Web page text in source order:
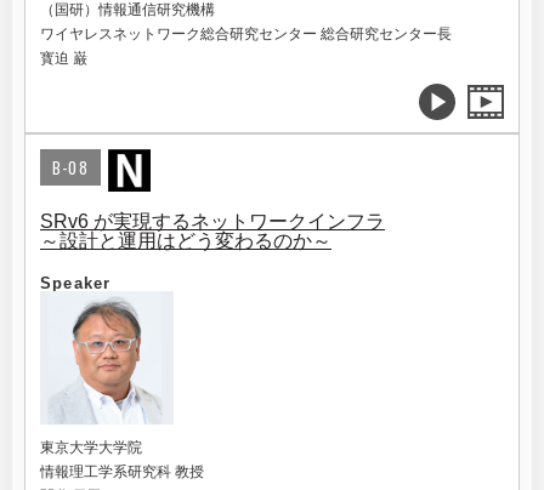
（国研）情報通信研究機構
ワイヤレスネットワーク総合研究センター 総合研究センター長
寳迫 巌
B-08
SRv6 が実現するネットワークインフラ
～設計と運用はどう変わるのか～
Speaker
東京大学大学院
情報理工学系研究科 教授